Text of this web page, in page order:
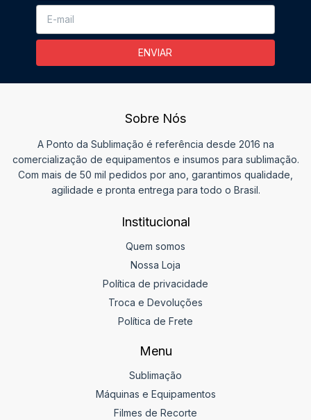
Sobre Nós
A Ponto da Sublimação é referência desde 2016 na
comercialização de equipamentos e insumos para sublimação.
Com mais de 50 mil pedidos por ano, garantimos qualidade,
agilidade e pronta entrega para todo o Brasil.
Institucional
Quem somos
Nossa Loja
Política de privacidade
Troca e Devoluções
Política de Frete
Menu
Sublimação
Máquinas e Equipamentos
Filmes de Recorte